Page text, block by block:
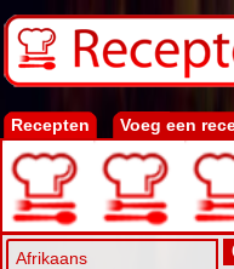
Recepten Voeg een
Afrikaans